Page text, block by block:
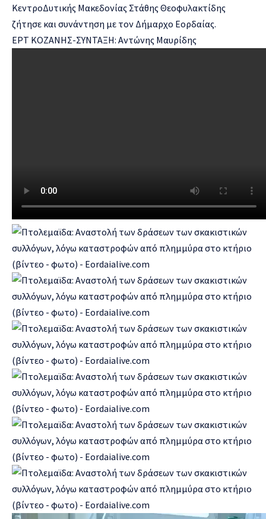
ΚεντροΔυτικής Μακεδονίας Στάθης Θεοφυλακτίδης
ζήτησε και συνάντηση με τον Δήμαρχο Εορδαίας.
ΕΡΤ ΚΟΖΑΝΗΣ-ΣΥΝΤΑΞΗ: Αντώνης Μαυρίδης